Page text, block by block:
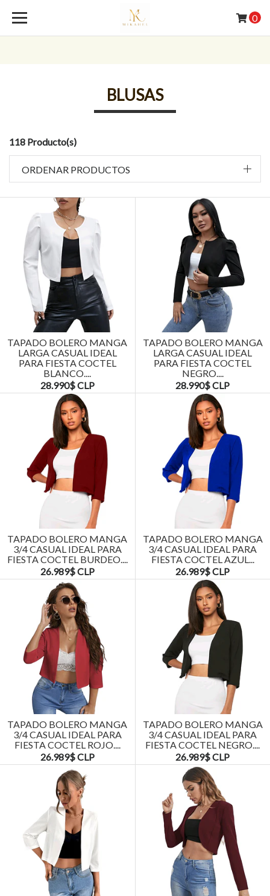
0
BLUSAS
118 Producto(s)
ORDENAR PRODUCTOS
TAPADO BOLERO MANGA
LARGA CASUAL IDEAL
PARA FIESTA COCTEL
BLANCO....
28.990$ CLP
TAPADO BOLERO MANGA
LARGA CASUAL IDEAL
PARA FIESTA COCTEL
NEGRO....
28.990$ CLP
TAPADO BOLERO MANGA
3/4 CASUAL IDEAL PARA
FIESTA COCTEL BURDEO....
26.989$ CLP
TAPADO BOLERO MANGA
3/4 CASUAL IDEAL PARA
FIESTA COCTEL AZUL...
26.989$ CLP
TAPADO BOLERO MANGA
3/4 CASUAL IDEAL PARA
FIESTA COCTEL ROJO....
26.989$ CLP
TAPADO BOLERO MANGA
3/4 CASUAL IDEAL PARA
FIESTA COCTEL NEGRO....
26.989$ CLP